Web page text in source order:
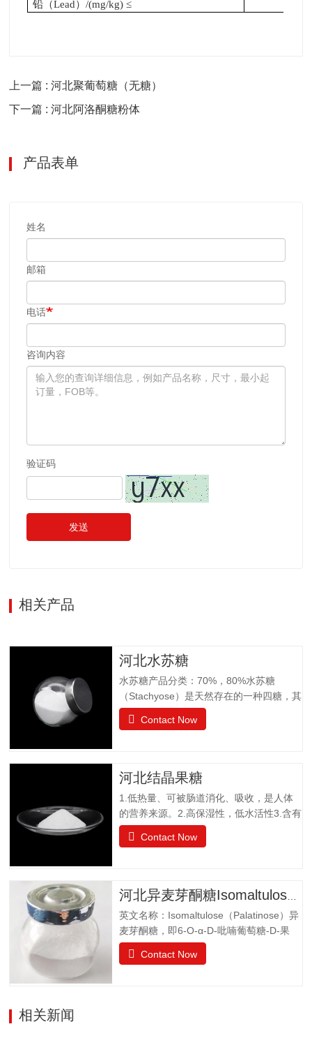
铅（Lead）/(mg/kg) ≤
上一篇 : 河北聚葡萄糖（无糖）
下一篇 : 河北阿洛酮糖粉体
产品表单
姓名
邮箱
电话
咨询内容
验证码
发送
相关产品
河北水苏糖
水苏糖产品分类：70%，80%水苏糖
（Stachyose）是天然存在的一种四糖，其
结构有两个半乳糖、一个葡萄糖和一个果
糖组成。是一种非还原性功能低聚糖，水
口感清爽，无异味；作为普通食品生产经
营。物理特性：甜度为蔗糖的22%易溶于
水，溶解度为130g（20℃），不同于乙
醚、乙醇等有机溶剂保湿性和吸湿性均小
于蔗糖，但高于高果糖浆渗透压与蔗糖相
差不大水苏糖没有还原性可添加在液体食
小，效果显著，不会破坏原有食品的风
味。添加在焙烤食品中，可保持水分，…
Contact Now
河北结晶果糖
1.低热量、可被肠道消化、吸收，是人体
的营养来源。2.高保湿性，低水活性3.含有
醛基，可发生美拉德反应，使烘焙食品上
色。 4.冰点降低能力5.不易结晶性6.与其
用于功能食品、营养保健食品、冷饮食品
以及低热值食品和运动型饮料配方中。结
晶果糖质量标准GBT20882.3项目要求外观
白色晶体或结晶性粉末气味具有产品特有
的气味果糖（占干基比）/% ≥99.0干燥失
重/%≤0.5pH值4.0~7.05-羟甲基糠醛（以吸
Contact Now
河北异麦芽酮糖Isomaltulose（Palatinose）
英文名称：Isomaltulose（Palatinose）异
麦芽酮糖，即6-O-α-D-吡喃葡萄糖-D-果
糖，是一种结晶状的还原性二糖，由葡萄
糖与果糖以α-1,6糖苷键结合而成。分子式
Contact Now
相关新闻